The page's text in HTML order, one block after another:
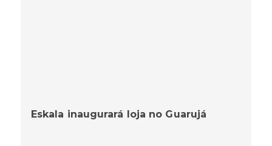
Eskala inaugurará loja no Guarujá